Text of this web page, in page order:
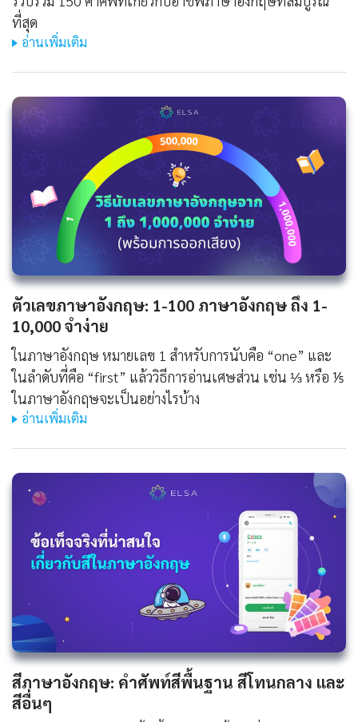
ที่สุด
อ่านเพิ่มเติม
ตัวเลขภาษาอังกฤษ: 1-100 ภาษาอังกฤษ ถึง 1-
10,000 จำง่าย
ในภาษาอังกฤษ หมายเลข 1 สำหรับการนับคือ “one” และ
ในลำดับที่คือ “first” แล้ววิธีการอ่านเศษส่วน เช่น ⅓ หรือ ⅕
ในภาษาอังกฤษจะเป็นอย่างไรบ้าง
อ่านเพิ่มเติม
สีภาษาอังกฤษ: คำศัพท์สีพื้นฐาน สีโทนกลาง และ
สีอื่นๆ